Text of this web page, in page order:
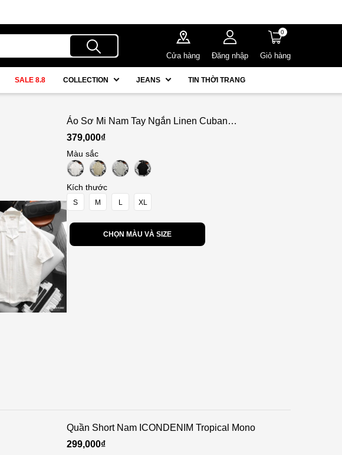
Cửa hàng Đăng nhập
0
Giỏ hàng
SALE 8.8 COLLECTION JEANS TIN THỜI TRANG
Áo Sơ Mi Nam Tay Ngắn Linen Cuban
ICONDENIM Sandrift
379,000₫
Màu sắc
Kích thước
S M L XL
CHỌN MÀU VÀ SIZE
Quần Short Nam ICONDENIM Tropical Mono
299,000₫